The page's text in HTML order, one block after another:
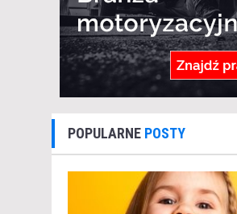
POPULARNE POSTY